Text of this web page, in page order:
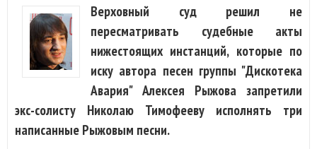
Верховный суд решил не
пересматривать судебные акты
нижестоящих инстанций, которые по
иску автора песен группы "Дискотека
Авария" Алексея Рыжова запретили
экс-солисту Николаю Тимофееву исполнять три
написанные Рыжовым песни.